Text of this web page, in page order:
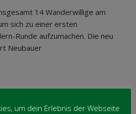
14 Wanderwillige am
sich zu einer ersten
Runde aufzumachen. Die neu
Neubauer
um dein Erlebnis der Webseite